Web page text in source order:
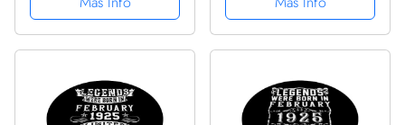
Intercambiable
Intercambiable